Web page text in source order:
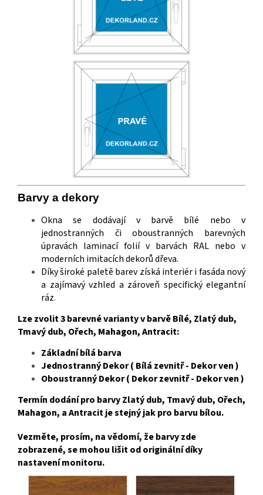
Barvy a dekory
Okna se dodávají v barvě bílé nebo v
jednostranných či oboustranných barevných
úpravách laminací folií v barvách RAL nebo v
moderních imitacích dekorů dřeva.
Díky široké paletě barev získá interiér i fasáda nový
a zajímavý vzhled a zároveň specifický elegantní
ráz.
Lze zvolit 3 barevné varianty v barvě Bílé, Zlatý dub,
Tmavý dub, Ořech, Mahagon, Antracit:
Základní bílá barva
Jednostranný Dekor ( Bílá zevnitř - Dekor ven )
Oboustranný Dekor ( Dekor zevnitř - Dekor ven )
Termín dodání pro barvy Zlatý dub, Tmavý dub, Ořech,
Mahagon, a Antracit je stejný jak pro barvu bílou.
Vezměte, prosím, na vědomí, že barvy zde
zobrazené, se mohou lišit od originální díky
nastavení monitoru.